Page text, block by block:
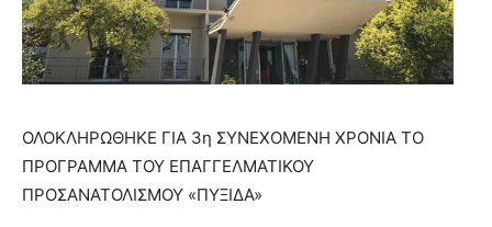
ΟΛΟΚΛΗΡΩΘΗΚΕ ΓΙΑ 3η ΣΥΝΕΧΟΜΕΝΗ ΧΡΟΝΙΑ ΤΟ
ΠΡΟΓΡΑΜΜΑ ΤΟΥ ΕΠΑΓΓΕΛΜΑΤΙΚΟΥ
ΠΡΟΣΑΝΑΤΟΛΙΣΜΟΥ «ΠΥΞΙΔΑ»